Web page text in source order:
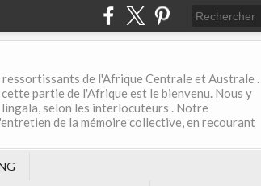
de l'Afrique Centrale et Australe .
partie de l'Afrique est le bienvenu. Nous y
selon les interlocuteurs . Notre
de la mémoire collective, en recourant